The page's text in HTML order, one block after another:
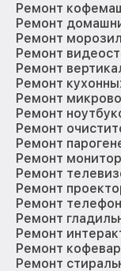
Ремонт
Ремонт
Ремонт
Ремонт
Ремонт
Ремонт
Ремонт
Ремонт
Ремонт
Ремонт
Ремонт
Ремонт
Ремонт
Ремонт
Ремонт
Ремонт
Ремонт
Ремонт